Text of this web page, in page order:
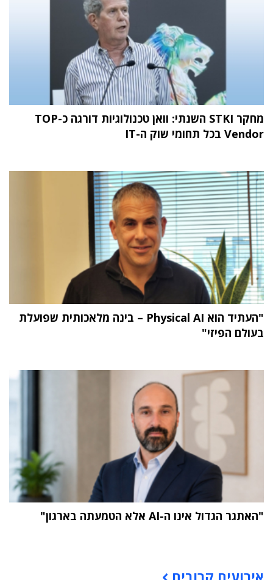
מחקר STKI השנתי: וואן טכנולוגיות דורגה כ-TOP
Vendor בכל תחומי שוק ה-IT
"העתיד הוא Physical AI – בינה מלאכותית שפועלת
בעולם הפיזי"
"האתגר הגדול אינו ה-AI אלא הטמעתה בארגון"
אירועים קרובים